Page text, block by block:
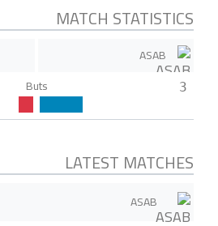
MATCH STATISTICS
ASAB
3
Buts
LATEST MATCHES
ASAB